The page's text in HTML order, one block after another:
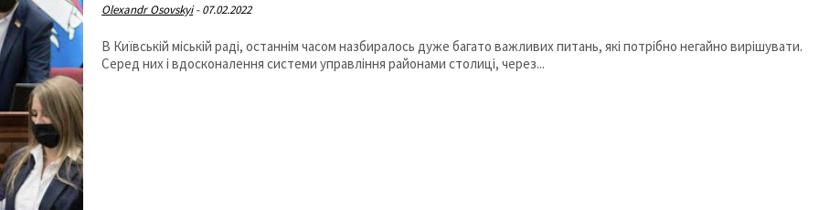
Olexandr Osovskyi - 07.02.2022
В Київській міській раді, останнім часом назбиралось дуже багато важливих питань, які потрібно негайно вирішувати.
Серед них і вдосконалення системи управління районами столиці, через...